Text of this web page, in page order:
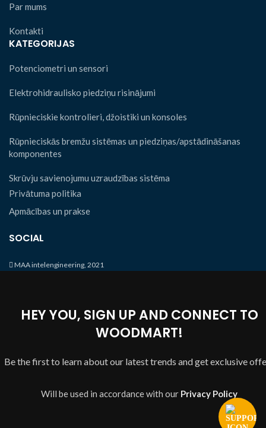
Par mums
Kontakti
KATEGORIJAS
Potenciometri un sensori
Elektrohidraulisko piedziņu risinājumi
Rūpnieciskie kontrolieri, džoistiki un konsoles
Rūpnieciskās bremžu sistēmas un piedziņas/apstādināšanas
komponentes
Skrūvju savienojumu uzraudzības sistēma
Privātuma politika
Apmācības un prakse
SOCIAL
MAA intelengineering, 2021
HEY YOU, SIGN UP AND CONNECT TO
WOODMART!
Be the first to learn about our latest trends and get exclusive
Will be used in accordance with our Privacy Policy